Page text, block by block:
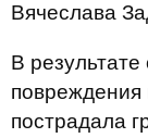
Вячеслава
В
пострадала